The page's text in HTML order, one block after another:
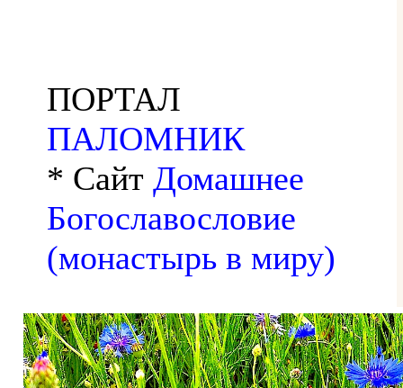
ПОРТАЛ
ПАЛОМНИК
* Сайт Домашнее
Богославословие
(монастырь в миру)